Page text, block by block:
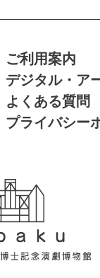
ご利用案内
デジタル・ア
よくある質問
プライバシー